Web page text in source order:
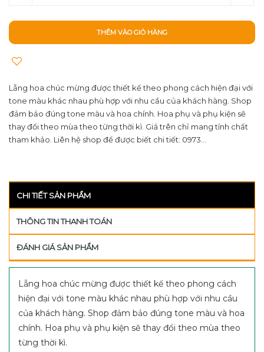
THÊM VÀO GIỎ HÀNG
Lẵng hoa chúc mừng được thiết kế theo phong cách hiện đại với
tone màu khác nhau phù hợp với nhu cầu của khách hàng. Shop
đảm bảo đúng tone màu và hoa chính. Hoa phụ và phụ kiện sẽ
thay đổi theo mùa theo từng thời kì. Giá trên chỉ mang tính chất
tham khảo. Liên hệ shop để được biết chi tiết: 0973...
CHI TIẾT SẢN PHẨM
THÔNG TIN THANH TOÁN
ĐÁNH GIÁ SẢN PHẨM
Lẵng hoa chúc mừng được thiết kế theo phong cách
hiện đại với tone màu khác nhau phù hợp với nhu cầu
của khách hàng. Shop đảm bảo đúng tone màu và hoa
chính. Hoa phụ và phụ kiện sẽ thay đổi theo mùa theo
từng thời kì.